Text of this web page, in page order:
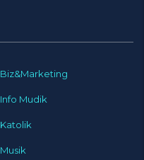
Biz&Marketing
Info Mudik
Katolik
Musik